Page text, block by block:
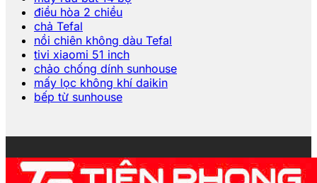
điều hòa 2 chiều
chả Tefal
nồi chiên không dàu Tefal
tivi xiaomi 51 inch
chảo chống dính sunhouse
mấy lọc không khí daikin
bếp từ sunhouse